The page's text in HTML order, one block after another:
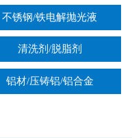
不锈钢/铁电解抛光液
清洗剂/脱脂剂
铝材/压铸铝/铝合金